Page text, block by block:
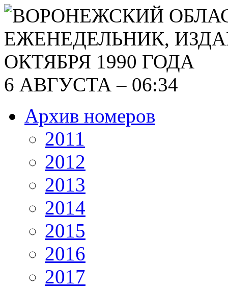
6 АВГУСТА – 06:34
Архив номеров
2011
2012
2013
2014
2015
2016
2017